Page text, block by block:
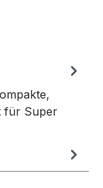
für Super